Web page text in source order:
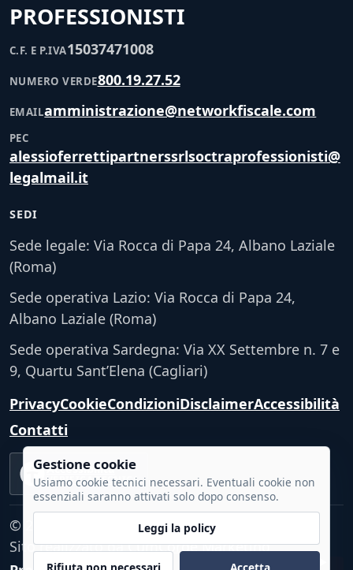
PROFESSIONISTI
C.F. E P.IVA15037471008
NUMERO VERDE800.19.27.52
EMAILamministrazione@networkfiscale.com
PEC
alessioferrettipartnerssrlsoctraprofessionisti@
legalmail.it
SEDI
Sede legale: Via Rocca di Papa 24, Albano Laziale
(Roma)
Sede operativa Lazio: Via Rocca di Papa 24,
Albano Laziale (Roma)
Sede operativa Sardegna: Via XX Settembre n. 7 e
9, Quartu Sant’Elena (Cagliari)
PrivacyCookieCondizioniDisclaimerAccessibilità
Contatti
Accessibilità
VERIFICA TECNICA
© 2026 - Tutti i diritti riservati.
Sito realizzato daCumCorde Marketing
Gestione cookie
Usiamo cookie tecnici necessari. Eventuali cookie non
essenziali saranno attivati solo dopo consenso.
Leggi la policy